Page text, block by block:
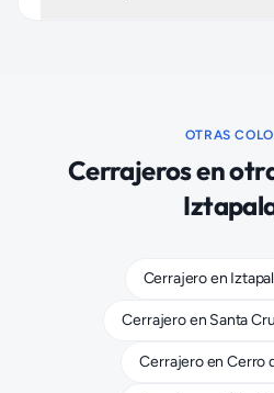
OTRAS
Cerrajerosen
Cerrajeroen
Cerrajeroen Santa
CerrajeroenCerro